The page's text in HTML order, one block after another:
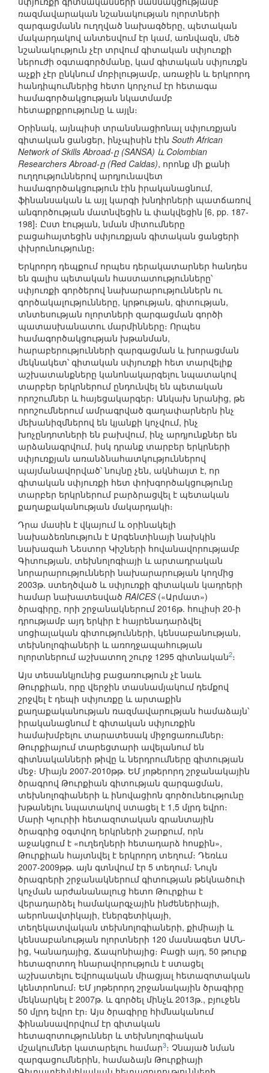
ռազմավարական նշանակության ոլորտների
զարգացմանն ուղղված նախագծերը, պետական
մակարդակով անտեսվում էր կամ, առնվազն, մեծ
նշանակություն չէր տրվում գիտական սփյուռքի
ներուժի օգտագործմանը, կամ գիտական սփյուռքն
աչքի չէր ընկնում մոբիլությամբ, առաջին և երկրորդ
հանդիպումներից հետո կորչում էր հետագա
համագործակցության նկատմամբ
հետաքրքրությունը և այլն։
Օրինակ, այնպիսի տրանսնացիոնալ սփյուռքյան
գիտական ցանցեր, ինչպիսին էին South African
Network of Skills Abroad-ը (SANSA) և Colombian
Researchers Abroad-ը (Red Caldas), որոնք մի քանի
ուղղություններով արդյունավետ
համագործակցություն էին իրականացնում,
ֆինանսական և այլ կարգի խնդիրների պատճառով
անգործության մատնվեցին և փակվեցին [6, pp. 187-
198]։ Ըստ էության, նման միտումները
բացահայտեցին սփյուռքյան գիտական ցանցերի
փխրունությունը։
Երկրորդ դեպքում որպես դերակատարներ հանդես
են գալիս պետական հաստատությունները՝
սփյուռքի գործերով նախարարություններն ու
գործակալությունները, կրթության, գիտության,
տնտեսության ոլորտների զարգացման գործի
պատասխանատու մարմինները։ Որպես
համագործակցության խթանման,
հարաբերությունների զարգացման և խորացման
մեկնակետ՝ գիտական սփյուռքի հետ տարվելիք
աշխատանքները կանոնակարգելու նպատակով
տարբեր երկրներում ընդունվել են պետական
որոշումներ և հայեցակարգեր։ Անկախ նրանից, թե
որոշումներում ամրագրված գաղափարներն ինչ
մեխանիզմներով են կյանքի կոչվում, ինչ
խոչընդոտների են բախվում, ինչ արդյունքներ են
արձանագրվում, իսկ դրանք տարբեր երկրների
սփյուռքյան առանձնահատկություններով
պայմանավորված՝ նույնը չեն, ակնհայտ է, որ
գիտական սփյուռքի հետ փոխգործակցությունը
տարբեր երկրներում բարձրացվել է պետական
քաղաքականության մակարդակի։
Դրա մասին է վկայում և օրինակելի
նախաձեռնություն է Արգենտինայի նախկին
նախագահ Նեստոր Կիշների հովանավորությամբ
Գիտության, տեխնոլոգիայի և արտադրական
նորարարությունների նախարարության կողմից
2003թ. ստեղծված և սփյուռքի գիտական կադրերի
համար նախատեսված RAICES(«Արմատ»)
ծրագիրը, որի շրջանակներում 2016թ. հուլիսի 20-ի
դրությամբ այդ երկիր է հայրենադարձվել
սոցիալական գիտությունների, կենսաբանության,
տեխնոլոգիաների և առողջապահության
ոլորտներում աշխատող շուրջ 1295 գիտնական2։
Այս տեսանկյունից բացառություն չէ նաև
Թուրքիան, որը վերջին տասնամյակում դեմքով
շրջվել է դեպի սփյուռքը և արտաքին
քաղաքականության ռազմավարության համաձայն՝
իրականացնում է գիտական սփյուռքին
համախմբելու տարատեսակ միջոցառումներ։
Թուրքիայում տարեցտարի ավելանում են
գիտնականների թիվը և ներդրումները գիտության
մեջ։ Միայն 2007-2010թթ. ԵՄ յոթերորդ շրջանակային
ծրագրով Թուրքիան գիտության զարգացման,
տեխնոլոգիաների և ինովացիոն գործունեությունը
խթանելու նպատակով ստացել է 1,5 մլրդ եվրո։
Մարի Կյուրիի հետազոտական գրանտային
ծրագրից օգտվող երկրների շարքում, որն
աջակցում է «ուղեղների հետադարձ հոսքին»,
Թուրքիան հայտնվել է երկրորդ տեղում։ Դեռևս
2007-2009թթ. այն գտնվում էր 5 տեղում։ Նույն
ծրագրերի շրջանակներում գիտության թեկնածուի
կոչման արժանանալուց հետո Թուրքիա է
վերադարձել համակարգչային ինժեներիայի,
աերոնավտիկայի, էներգետիկայի,
տեղեկատվական տեխնոլոգիաների, քիմիայի և
կենսաբանության ոլորտների 120 մասնագետ ԱՄՆ-
ից, Կանադայից, Ճապոնիայից։ Բացի այդ, 50 թուրք
հետազոտող հնարավորություն է ստացել
աշխատելու Եվրոպական միացյալ հետազոտական
կենտրոնում։ ԵՄ յոթերորդ շրջանակային ծրագիրը
մեկնարկել է 2007թ. և գործել մինչև 2013թ., բյուջեն
50 մլրդ եվրո էր։ Այս ծրագիրը հիմնականում
ֆինանսավորվում էր գիտական
հետազոտություններ և տեխնոլոգիական
մշակումներ կատարելու համար3։ Չնայած նման
զարգացումներին, համաձայն Թուրքիայի